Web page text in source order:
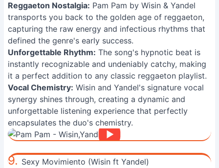
Reggaeton Nostalgia: Pam Pam by Wisin & Yandel
transports you back to the golden age of reggaeton,
capturing the raw energy and infectious rhythms that
defined the genre's early success.
Unforgettable Rhythm: The song's hypnotic beat is
instantly recognizable and undeniably catchy, making
it a perfect addition to any classic reggaeton playlist.
Vocal Chemistry: Wisin and Yandel's signature vocal
synergy shines through, creating a dynamic and
unforgettable listening experience that perfectly
encapsulates the duo's chemistry.
9. Sexy Movimiento (Wisin ft Yandel)